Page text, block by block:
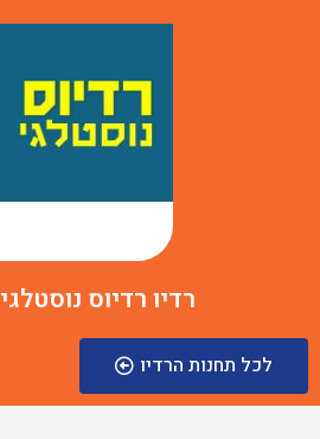
רדיו רדיוס נוסטלגי 96.3fm
לכל תחנות הרדיו